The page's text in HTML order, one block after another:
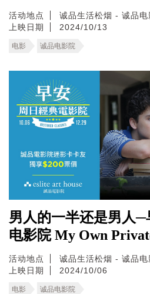
活动地点
诚品生活松烟 - 诚品电
上映日期
2024/10/13
电影 诚品电影院
男人的一半还是男人
电影院 My Own
活动地点
诚品生活松烟 - 诚品电
上映日期
2024/10/06
电影 诚品电影院